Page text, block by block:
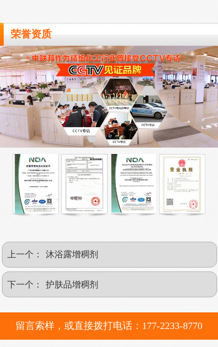
荣誉资质
上一个： 沐浴露增稠剂
下一个： 护肤品增稠剂
留言索样，或直接拨打电话：177-2233-8770